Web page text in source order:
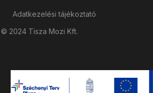
© 2024 Tisza Mozi Kft.
Adatkezelési tájékoztató